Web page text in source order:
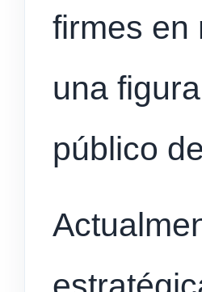
firmes en
una
público